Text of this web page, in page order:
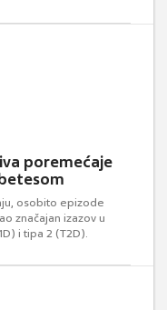
poremećaje
osobito epizode
značajan izazov u
i tipa 2 (T2D).